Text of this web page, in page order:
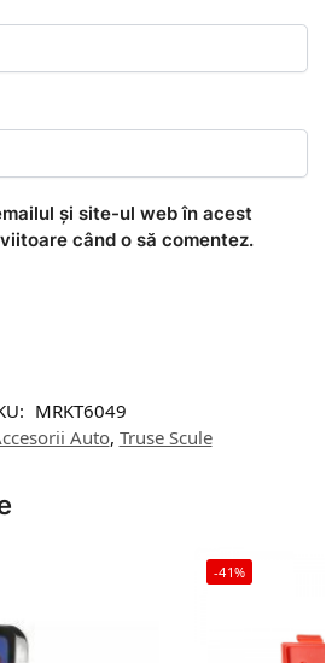
și site-ul web în acest
când o să comentez.
MRKT6049
Auto, Truse Scule
-41%